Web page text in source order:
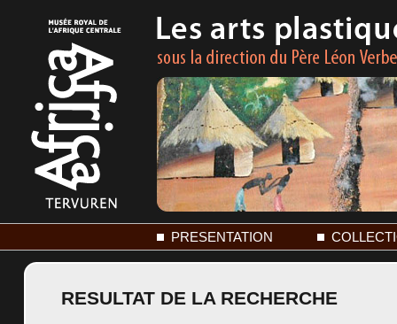
PRESENTATION
RESULTAT DE LA RECHERCHE